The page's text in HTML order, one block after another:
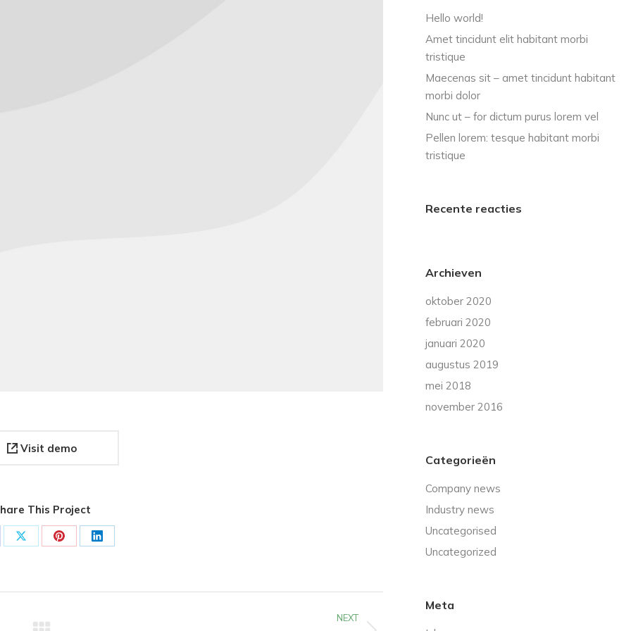
Visit demo
This Project
Share Share Share
NEXT
Hello world!
Amet tincidunt elit habitant morbi
tristique
Maecenas sit – amet tincidunt habitant
morbi dolor
Nunc ut – for dictum purus lorem vel
Pellen lorem: tesque habitant morbi
tristique
Recente reacties
Archieven
oktober 2020
februari 2020
januari 2020
augustus 2019
mei 2018
november 2016
Categorieën
Company news
Industry news
Uncategorised
Uncategorized
Meta